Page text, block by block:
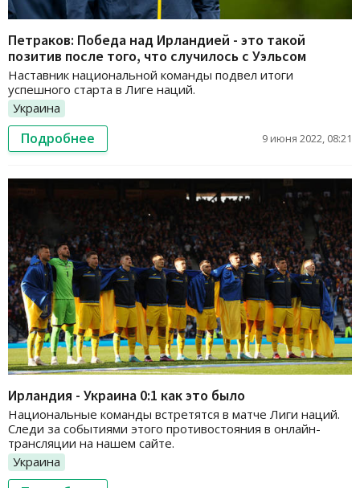
Петраков: Победа над Ирландией - это такой
позитив после того, что случилось с Уэльсом
Наставник национальной команды подвел итоги
успешного старта в Лиге наций.
Украина
Подробнее 9 июня 2022, 08:21
Ирландия - Украина 0:1 как это было
Национальные команды встретятся в матче Лиги наций.
Следи за событиями этого противостояния в онлайн-
трансляции на нашем сайте.
Украина